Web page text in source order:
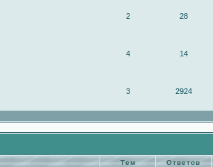
2 28
4 14
3
2924
Тем Ответов